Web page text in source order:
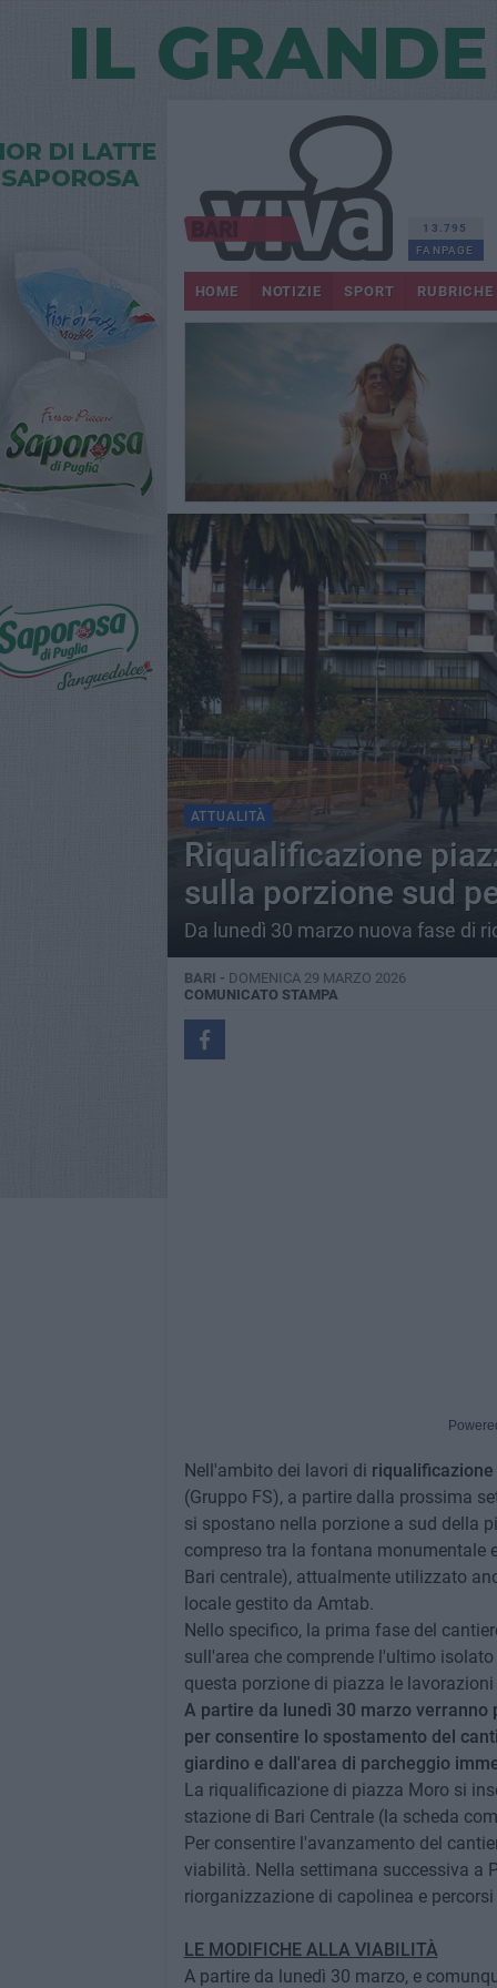
13.795
FANPAGE
HOME NOTIZIE SPORT RUBRICHE
ATTUALITÀ
Riqualificazione
sulla porzione sud
Da lunedì 30 marzo nuova fase di
BARI - DOMENICA 29 MARZO 2026
COMUNICATO STAMPA
Nell'ambito dei lavori di
(Gruppo FS), a partire dalla prossima
si spostano nella porzione a sud della
compreso tra la fontana monumentale
Bari centrale), attualmente utilizzato
locale gestito da Amtab.
Nello specifico, la prima fase del
sull'area che comprende l'ultimo
questa porzione di piazza le
A partire da lunedì 30 marzo
per consentire lo spostamento del
giardino e dall'area di parcheggio
La riqualificazione di piazza Moro si
stazione di Bari Centrale (la scheda
Per consentire l'avanzamento del
viabilità. Nella settimana successiva a
riorganizzazione di capolinea e
LE MODIFICHE ALLA VIABILITÀ
A partire da lunedì 30 marzo, e